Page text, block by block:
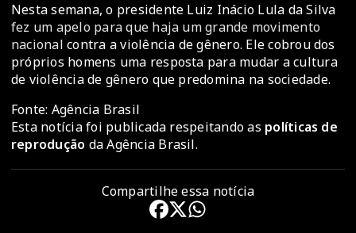
Nesta semana, o presidente Luiz Inácio Lula da Silva
fez um apelo para que haja um grande movimento
nacional contra a violência de gênero. Ele cobrou dos
próprios homens uma resposta para mudar a cultura
de violência de gênero que predomina na sociedade.
Fonte: Agência Brasil
Esta notícia foi publicada respeitando as políticas de
reprodução da Agência Brasil.
Compartilhe essa notícia